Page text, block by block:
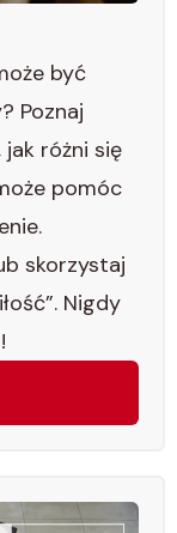
być
Poznaj
różni się
pomóc
skorzystaj
Nigdy